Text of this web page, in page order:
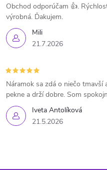
Mili
21.7.2026
Obchod odporúčam 👍.
výrobná. Ďakujem.
Iveta Antolíková
21.5.2026
Náramok sa zdá o niečo tmavší
pekne a drží dobre. Som